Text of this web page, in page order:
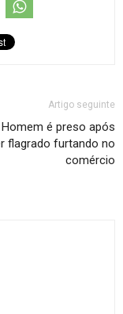
Artigo seguinte
é preso após
flagrado furtando no
comércio